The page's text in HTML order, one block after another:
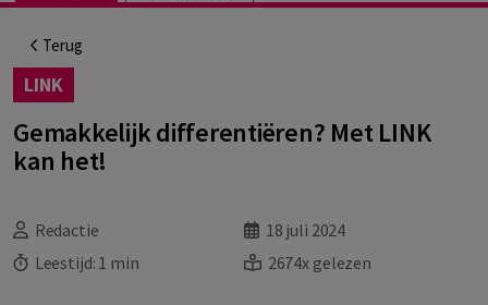
Terug
LINK
Gemakkelijk differentiëren? Met LINK
kan het!
Redactie
18 juli 2024
Leestijd: 1 min 2674x gelezen